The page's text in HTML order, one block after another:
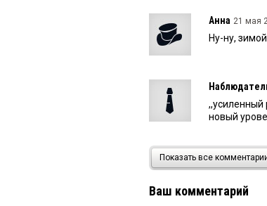
Анна 21 мая
Ну-ну,
новый
ататуй 20
зимой тепло
Показать все
Ваш комментарий